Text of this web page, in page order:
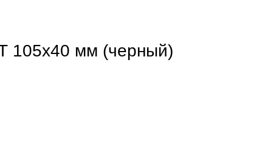
105х40 мм (черный)